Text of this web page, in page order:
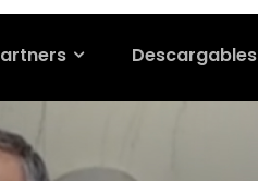
Descargables